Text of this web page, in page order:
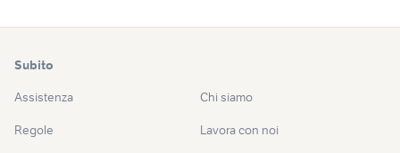
Subito
Assistenza
Regole
Chi siamo
Lavora con noi